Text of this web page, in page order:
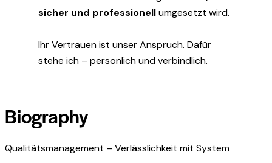
sicher und professionellumgesetzt wird.
Ihr Vertrauen ist unser Anspruch. Dafür
stehe ich – persönlich und verbindlich.
Biography
Qualitätsmanagement – Verlässlichkeit mit System